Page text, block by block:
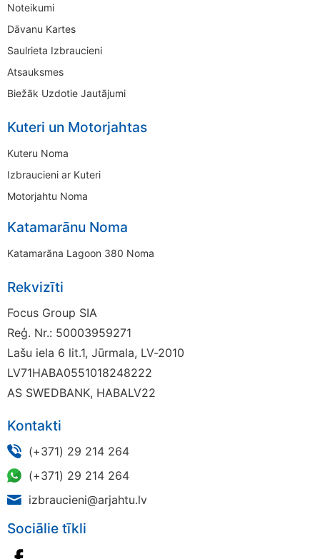
Noteikumi
Dāvanu Kartes
Saulrieta Izbraucieni
Atsauksmes
Biežāk Uzdotie Jautājumi
Kuteri un Motorjahtas
Kuteru Noma
Izbraucieni ar Kuteri
Motorjahtu Noma
Katamarānu Noma
Katamarāna Lagoon 380 Noma
Rekvizīti
Focus Group SIA
Reģ. Nr.: 50003959271
Lašu iela 6 lit.1, Jūrmala, LV-2010
LV71HABA0551018248222
AS SWEDBANK, HABALV22
Kontakti
(+371) 29 214 264
(+371) 29 214 264
izbraucieni@arjahtu.lv
Sociālie tīkli